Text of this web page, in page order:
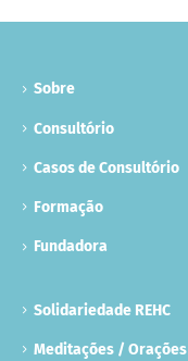
Sobre
Consultório
Casos de Consultório
Formação
Fundadora
Solidariedade REHC
Meditações / Orações